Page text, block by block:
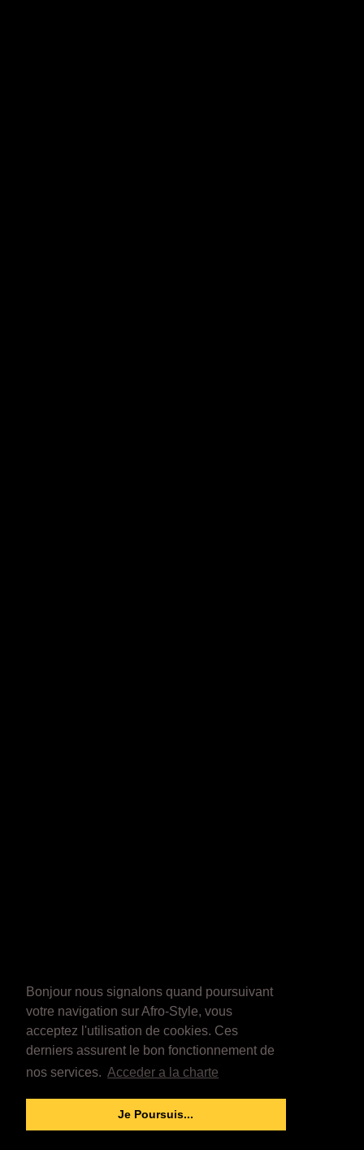
Bonjour nous signalons quand poursuivant
votre navigation sur Afro-Style, vous
acceptez l'utilisation de cookies. Ces
derniers assurent le bon fonctionnement de
nos services. Acceder a la charte
Je Poursuis...